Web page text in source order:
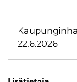
22.6.2026